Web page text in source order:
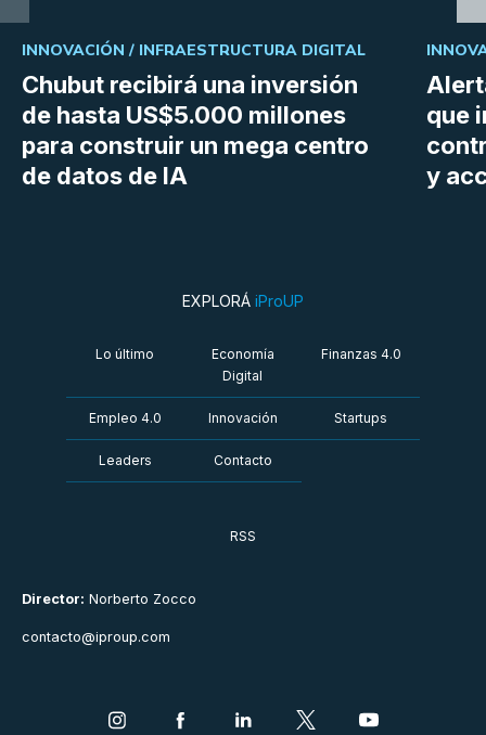
Chubut recibirá una inversión
de hasta US$5.000 millones
para construir un mega centro
de datos de IA
INNOVACIÓN / INFRAESTRUCTURA DIGITAL
que
y
Director: Norberto Zocco
contacto@iproup.com
EXPLORÁ iProUP
Lo último
Economía
Digital
Finanzas 4.0
Empleo 4.0 Innovación Startups
Leaders Contacto
RSS